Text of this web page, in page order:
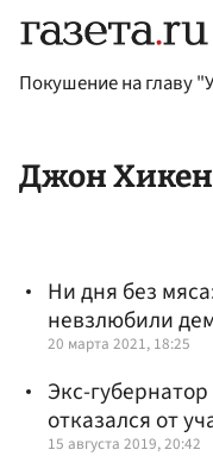
Покушение на главу
Джон
Ни дня без
невзлюбили
20 марта 2021, 18:25
Экс-
отказался от
15 августа 2019, 20:42